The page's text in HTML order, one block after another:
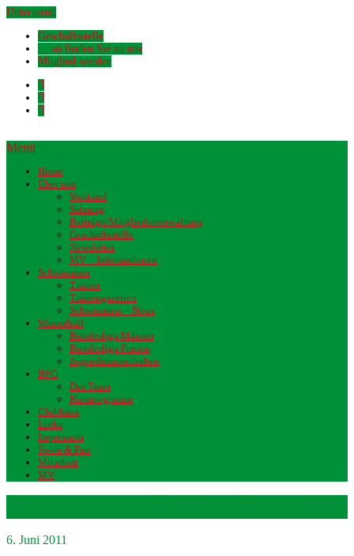
Untermenü
Geschäftsstelle
… so finden Sie zu uns
Mitglied werden
Menü
Home
Über uns
Vorstand
Satzung
Beiträge/Mitgliederverwaltung
Geschäftsstelle
Newsletter
MV – Informationen
Schwimmen
Trainer
Trainingszeiten
Schwimmen – News
Wasserball
Bundesliga Männer
Bundesliga Frauen
Jugendmannschaften
BFG
Das Team
Kursprogramm
Clubhaus
Links
Impressum
Swim & Fun
Mitarbeit
MV
6. Juni 2011